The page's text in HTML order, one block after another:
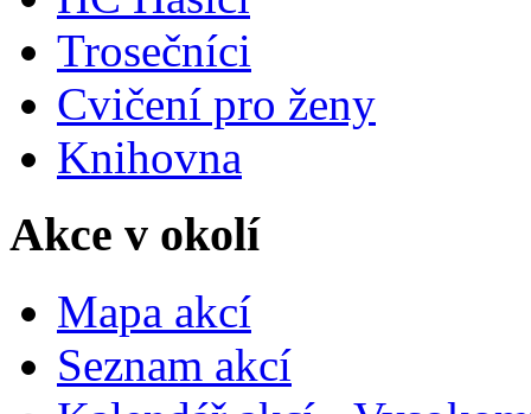
Trosečníci
Cvičení pro ženy
Knihovna
Akce v okolí
Mapa akcí
Seznam akcí